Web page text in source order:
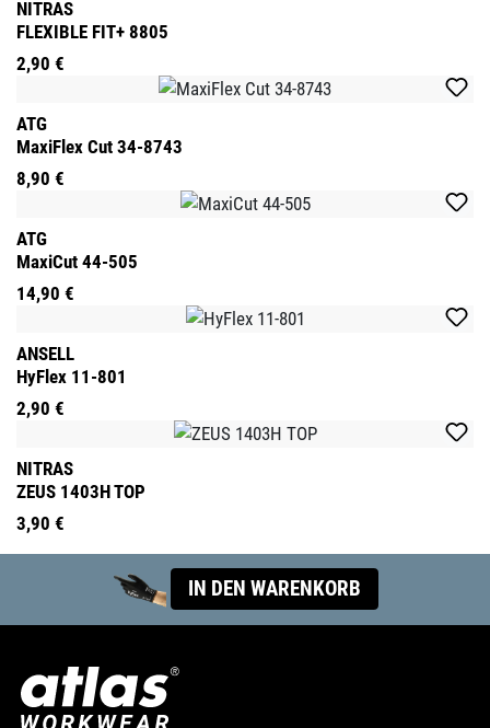
NITRAS
FLEXIBLE FIT+ 8805
2,90 €
ATG
MaxiFlex Cut 34-8743
8,90 €
ATG
MaxiCut 44-505
14,90 €
ANSELL
HyFlex 11-801
2,90 €
NITRAS
ZEUS 1403H TOP
3,90 €
IN DEN WARENKORB